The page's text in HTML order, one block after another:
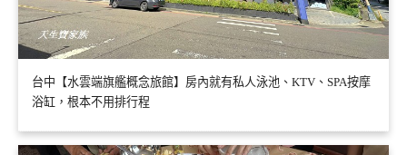
台中【水雲端旗艦概念旅館】房內就有私人泳池、KTV、SPA按摩
浴缸，根本不用排行程